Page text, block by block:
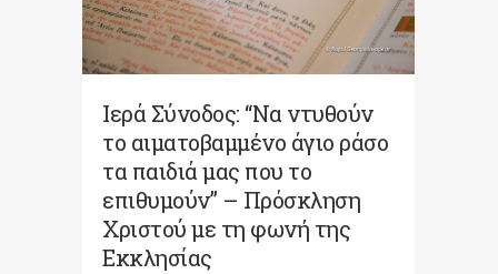
Ιερά Σύνοδος: “Να ντυθούν
το αιματοβαμμένο άγιο ράσο
τα παιδιά μας που το
επιθυμούν” – Πρόσκληση
Χριστού με τη φωνή της
Εκκλησίας